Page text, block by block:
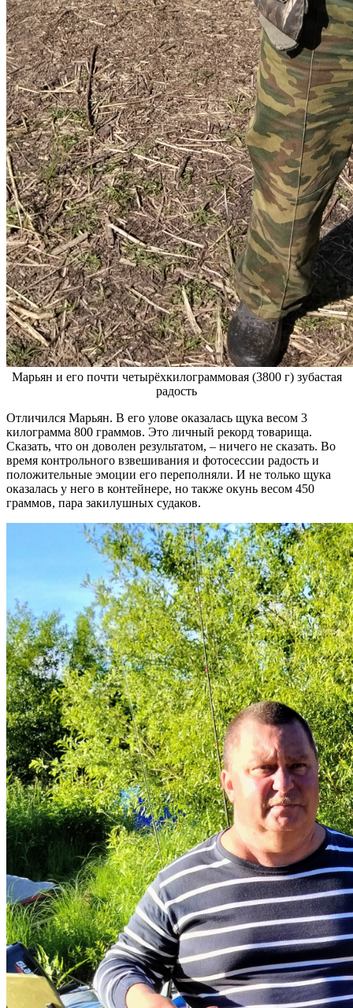
Марьян и его почти четырёхкилограммовая (3800 г) зубастая
радость
Отличился Марьян. В его улове оказалась щука весом 3
килограмма 800 граммов. Это личный рекорд товарища.
Сказать, что он доволен результатом, – ничего не сказать. Во
время контрольного взвешивания и фотосессии радость и
положительные эмоции его переполняли. И не только щука
оказалась у него в контейнере, но также окунь весом 450
граммов, пара закилушных судаков.